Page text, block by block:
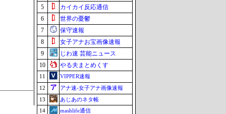
5
カイカイ反応通信
6
世界の憂鬱
7
保守速報
8
女子アナお宝画像速報
9
じわ速 芸能ニュース
10
やる夫まとめくす
11
VIPPER速報
12
アナ速‐女子アナ画像速報
13
あじあのネタ帳
14
mashlife通信